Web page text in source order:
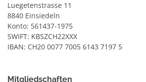
Luegetenstrasse 11
8840 Einsiedeln
Konto: 561437-1975
SWIFT: KBSZCH22XXX
IBAN: CH20 0077 7005 6143 7197 5
Mitgliedschaften